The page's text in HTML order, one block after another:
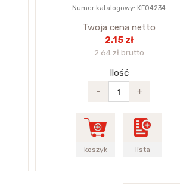
Numer katalogowy: KF04234
Twoja cena netto
2.15 zł
2.64 zł brutto
Ilość
-
+
koszyk lista